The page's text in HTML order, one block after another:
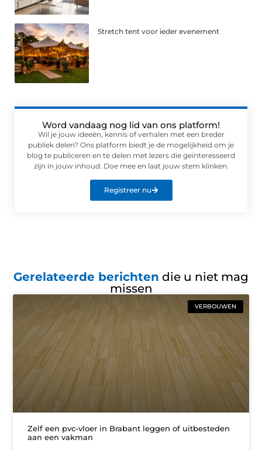
Stretch tent voor ieder evenement
Word vandaag nog lid van ons platform!
Wil je jouw ideeën, kennis of verhalen met een breder
publiek delen? Ons platform biedt je de mogelijkheid om je
blog te publiceren en te delen met lezers die geïnteresseerd
zijn in jouw inhoud. Doe mee en laat jouw stem klinken.
Registreer nu
Gerelateerde berichten die u niet mag
missen
VERBOUWEN
Zelf een pvc-vloer in Brabant leggen of uitbesteden
aan een vakman